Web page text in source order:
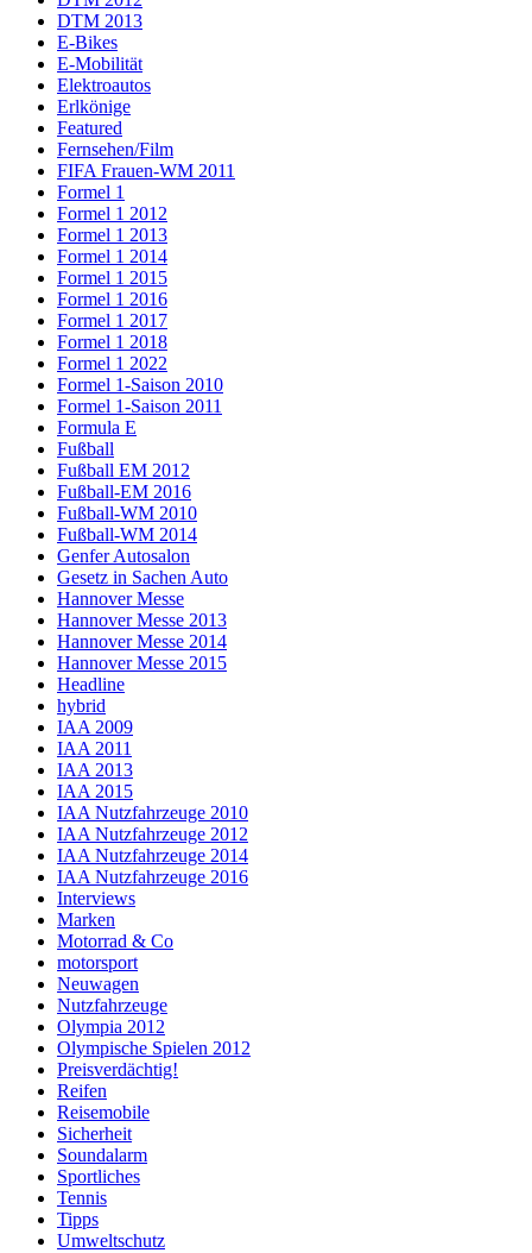
DTM 2013
E-Bikes
E-Mobilität
Elektroautos
Erlkönige
Featured
Fernsehen/Film
FIFA Frauen-WM 2011
Formel 1
Formel 1 2012
Formel 1 2013
Formel 1 2014
Formel 1 2015
Formel 1 2016
Formel 1 2017
Formel 1 2018
Formel 1 2022
Formel 1-Saison 2010
Formel 1-Saison 2011
Formula E
Fußball
Fußball EM 2012
Fußball-EM 2016
Fußball-WM 2010
Fußball-WM 2014
Genfer Autosalon
Gesetz in Sachen Auto
Hannover Messe
Hannover Messe 2013
Hannover Messe 2014
Hannover Messe 2015
Headline
hybrid
IAA 2009
IAA 2011
IAA 2013
IAA 2015
IAA Nutzfahrzeuge 2010
IAA Nutzfahrzeuge 2012
IAA Nutzfahrzeuge 2014
IAA Nutzfahrzeuge 2016
Interviews
Marken
Motorrad & Co
motorsport
Neuwagen
Nutzfahrzeuge
Olympia 2012
Olympische Spielen 2012
Preisverdächtig!
Reifen
Reisemobile
Sicherheit
Soundalarm
Sportliches
Tennis
Tipps
Umweltschutz